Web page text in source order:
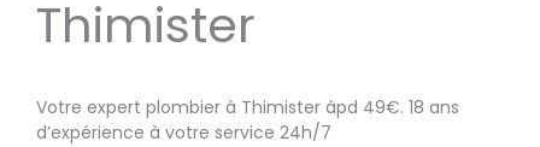
Thimister
Votre expert plombier à Thimister àpd 49€. 18 ans
d’expérience à votre service 24h/7